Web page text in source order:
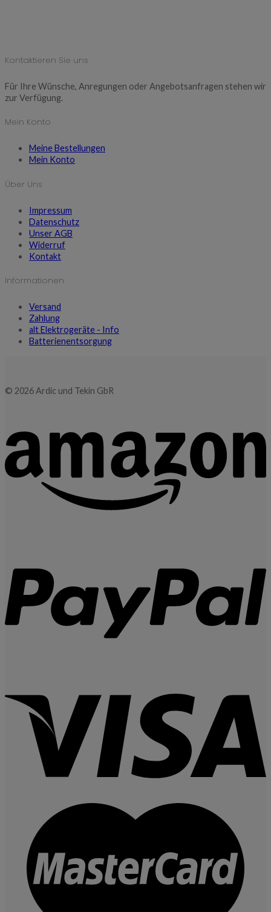
Kontaktieren Sie uns
Für Ihre Wünsche, Anregungen oder Angebotsanfragen stehen wir
zur Verfügung.
Mein Konto
Meine Bestellungen
Mein Konto
Über Uns
Impressum
Datenschutz
Unser AGB
Widerruf
Kontakt
Informationen
Versand
Zahlung
alt Elektrogeräte - Info
Batterienentsorgung
© 2026 Ardic und Tekin GbR